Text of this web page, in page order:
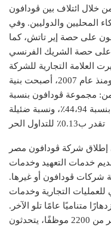
خلال ائتلاف بين ڤودافون
المحليين والدوليين. وفي
على حصة إير تاتش، كما
أن تستحوذ على حصة الشريك الفرنسي
وفي يناير عام 2002، تغيرت العلامة التجارية للشركة
من كليك جي إس إم إلى ڤودافون مصر. ومنذ عام 2007، أصبحت بنية
مجموعة ڤودافون بنسبة
54.93٪، الشركة المصرية للاتصالات بنسبة 44،94٪، ونسبة ضئيلة
تقدر ب0.13٪ للتداول الحر
وهي إطلاق شركة ڤودافون مصر
خدمات التعهيد وخدمات
شركات ڤودافون أو غيرها.
للعمليات التجارية وخدمات
متناميًا عامًا تلو الآخر.
وتقدم الشركة خدماتهما من خلال أكثر من 2200 موظفًا، يتحدثون